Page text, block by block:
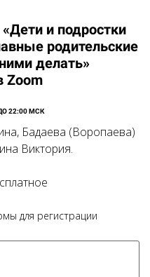
и подростки
родительские
делать»
Zoom
22:00 МСК
Бадаева (Воропаева)
Виктория.
для регистрации